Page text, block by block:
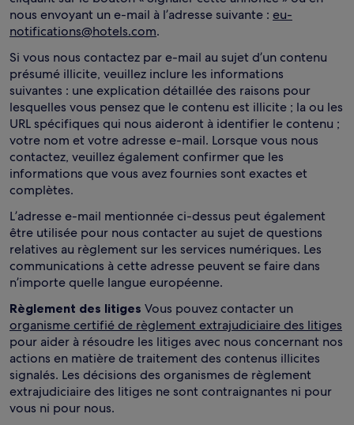
nous envoyant un e-mail à l’adresse suivante : eu-
notifications@hotels.com.
Si vous nous contactez par e-mail au sujet d’un contenu
présumé illicite, veuillez inclure les informations
suivantes : une explication détaillée des raisons pour
lesquelles vous pensez que le contenu est illicite ; la ou les
URL spécifiques qui nous aideront à identifier le contenu ;
votre nom et votre adresse e-mail. Lorsque vous nous
contactez, veuillez également confirmer que les
informations que vous avez fournies sont exactes et
complètes.
L’adresse e-mail mentionnée ci-dessus peut également
être utilisée pour nous contacter au sujet de questions
relatives au règlement sur les services numériques. Les
communications à cette adresse peuvent se faire dans
n’importe quelle langue européenne.
Règlement des litiges Vous pouvez contacter un
organisme certifié de règlement extrajudiciaire des litiges
pour aider à résoudre les litiges avec nous concernant nos
actions en matière de traitement des contenus illicites
signalés. Les décisions des organismes de règlement
extrajudiciaire des litiges ne sont contraignantes ni pour
vous ni pour nous.